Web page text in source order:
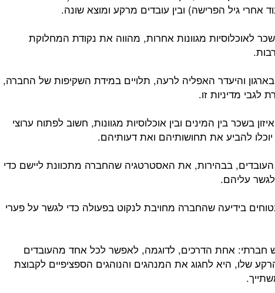
אחרי גיל הפרישה) ובין עובדים מרקע ומוצא שונה.
שכר לאוכלוסיות מגוונות אחרות, מהווה את נקודת המחלוקת
והיעדר האפליה לרעה, תלויים במידת השקיפות של החברה,
לגבי מדיניות זו.
בשכר בין המינים ובין אוכלוסיות מגוונות, חשוב לפתוח ערוצי
להביע את תחושותיהם ואת דעותיהם.
העובדים, בבהירות, את האסטרטגיה שהחברה מתכוונת ליישם כדי
עליהם.
בידיעה שהחברה מחויבת לנקוט בפעולה כדי לגשר על פערי
חברתי: אחת הדרכים, לדוגמה, לאפשר לכל אחד מהעובדים
שלו, היא לחגוג את המנהגים והנוהגים הספציפיים לקבוצת